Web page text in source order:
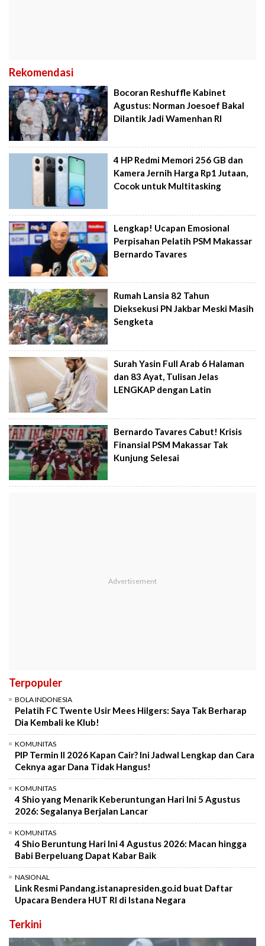
Rekomendasi
Bocoran Reshuffle Kabinet
Agustus: Norman Joesoef Bakal
Dilantik Jadi Wamenhan RI
4 HP Redmi Memori 256 GB dan
Kamera Jernih Harga Rp1 Jutaan,
Cocok untuk Multitasking
Lengkap! Ucapan Emosional
Perpisahan Pelatih PSM Makassar
Bernardo Tavares
Rumah Lansia 82 Tahun
Dieksekusi PN Jakbar Meski Masih
Sengketa
Surah Yasin Full Arab 6 Halaman
dan 83 Ayat, Tulisan Jelas
LENGKAP dengan Latin
Bernardo Tavares Cabut! Krisis
Finansial PSM Makassar Tak
Kunjung Selesai
Terpopuler
BOLA INDONESIA
Pelatih FC Twente Usir Mees Hilgers: Saya Tak Berharap
Dia Kembali ke Klub!
KOMUNITAS
PIP Termin II 2026 Kapan Cair? Ini Jadwal Lengkap dan Cara
Ceknya agar Dana Tidak Hangus!
KOMUNITAS
4 Shio yang Menarik Keberuntungan Hari Ini 5 Agustus
2026: Segalanya Berjalan Lancar
KOMUNITAS
4 Shio Beruntung Hari Ini 4 Agustus 2026: Macan hingga
Babi Berpeluang Dapat Kabar Baik
NASIONAL
Link Resmi Pandang.istanapresiden.go.id buat Daftar
Upacara Bendera HUT RI di Istana Negara
Terkini